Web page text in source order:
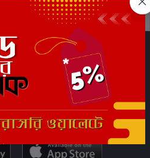
গোপনীয়তা নীতি
সাবস্ক্রাইব